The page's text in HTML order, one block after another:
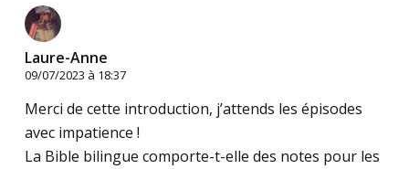
Laure-Anne
09/07/2023 à 18:37
Merci de cette introduction, j’attends les épisodes
avec impatience !
La Bible bilingue comporte-t-elle des notes pour les